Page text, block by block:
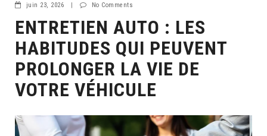
juin 23, 2026 | No Comments
ENTRETIEN AUTO : LES
HABITUDES QUI PEUVENT
PROLONGER LA VIE DE
VOTRE VÉHICULE